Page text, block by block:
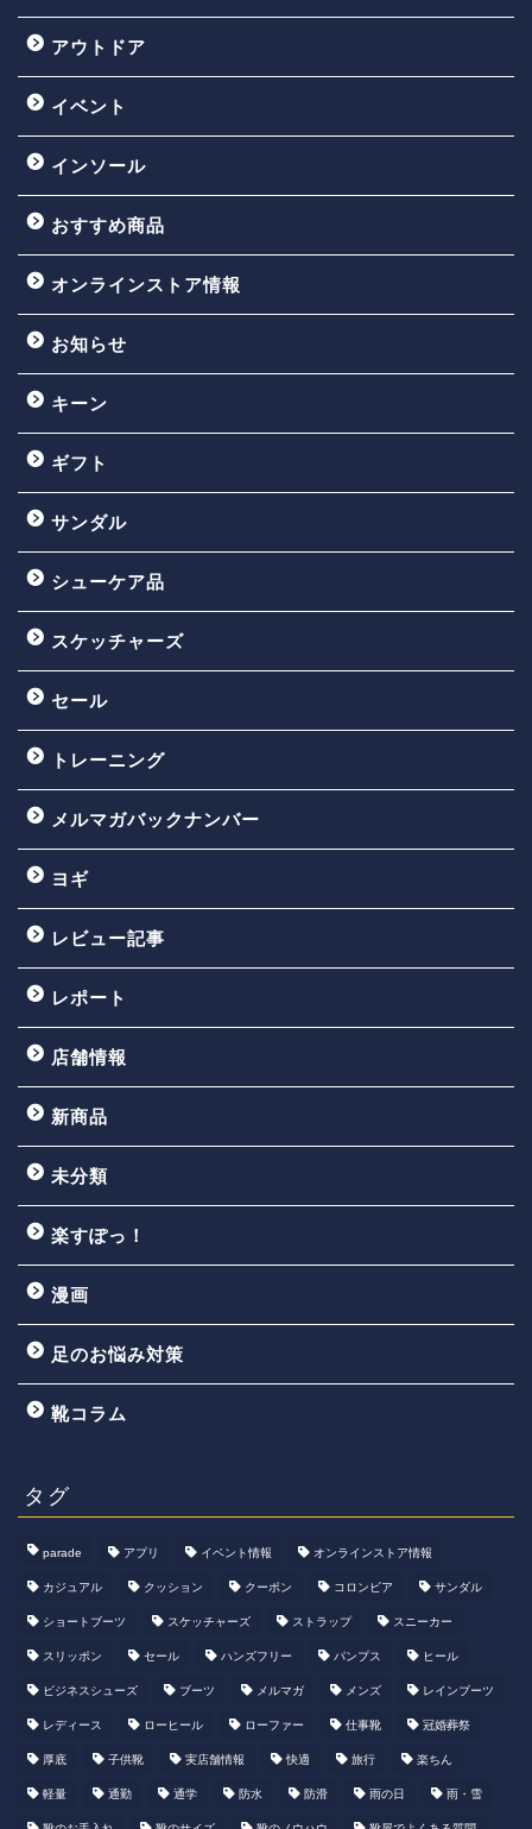
アウトドア
イベント
インソール
おすすめ商品
オンラインストア情報
お知らせ
キーン
ギフト
サンダル
シューケア品
スケッチャーズ
セール
トレーニング
メルマガバックナンバー
ヨギ
レビュー記事
レポート
店舗情報
新商品
未分類
楽すぽっ！
漫画
足のお悩み対策
靴コラム
タグ
parade アプリ イベント情報 オンラインストア情報
カジュアル クッション クーポン コロンビア サンダル
ショートブーツ スケッチャーズ ストラップ スニーカー
スリッポン セール ハンズフリー パンプス ヒール
ビジネスシューズ ブーツ メルマガ メンズ レインブーツ
レディース ローヒール ローファー 仕事靴 冠婚葬祭
厚底 子供靴 実店舗情報 快適 旅行 楽ちん
軽量 通勤 通学 防水 防滑 雨の日 雨・雪